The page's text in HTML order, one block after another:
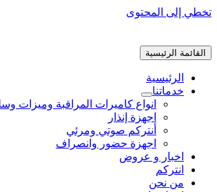
تخطي إلى المحتوى
القائمة الرئيسية
الرئيسية
خدماتنا
انواع كاميرات المراقبة وميزات
اجهزة إنذار
أنتركم صوتي ومرئي
اجهزة حضور وانصراف
اخبار و عروض
انتركم
من نحن